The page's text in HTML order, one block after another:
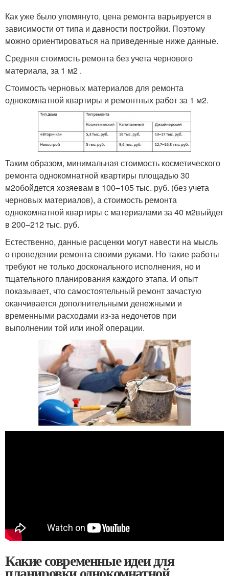
Как уже было упомянуто, цена ремонта варьируется в
зависимости от типа и давности постройки. Поэтому
можно ориентироваться на приведенные ниже данные.
Средняя стоимость ремонта без учета чернового
материала, за 1 м2 .
Стоимость черновых материалов для ремонта
однокомнатной квартиры и ремонтных работ за 1 м2.
Таким образом, минимальная стоимость косметического
ремонта однокомнатной квартиры площадью 30
м2обойдется хозяевам в 100–105 тыс. руб. (без учета
черновых материалов), а стоимость ремонта
однокомнатной квартиры с материалами за 40 м2выйдет
в 200–212 тыс. руб.
Естественно, данные расценки могут навести на мысль
о проведении ремонта своими руками. Но такие работы
требуют не только досконального исполнения, но и
тщательного планирования каждого этапа. И опыт
показывает, что самостоятельный ремонт зачастую
оканчивается дополнительными денежными и
временными расходами из-за недочетов при
выполнении той или иной операции.
Какие современные идеи для